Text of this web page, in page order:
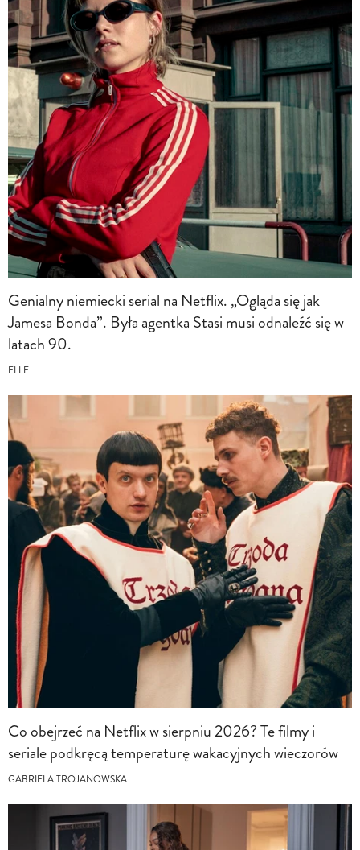
Genialny niemiecki serial na Netflix. „Ogląda się jak
Jamesa Bonda”. Była agentka Stasi musi odnaleźć się w
latach 90.
ELLE
Co obejrzeć na Netflix w sierpniu 2026? Te filmy i
seriale podkręcą temperaturę wakacyjnych wieczorów
GABRIELA TROJANOWSKA